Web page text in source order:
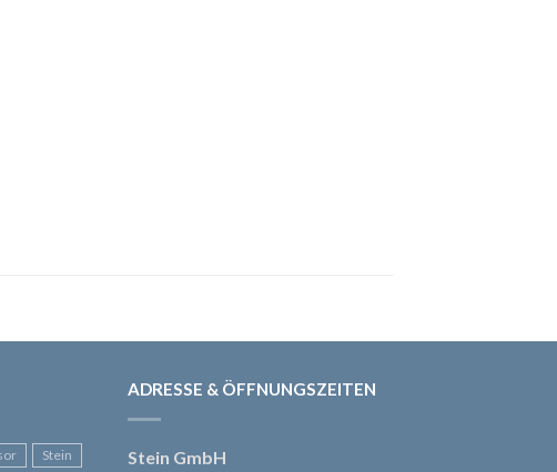
Stein
ADRESSE & ÖFFNUNGSZEITEN
Stein GmbH